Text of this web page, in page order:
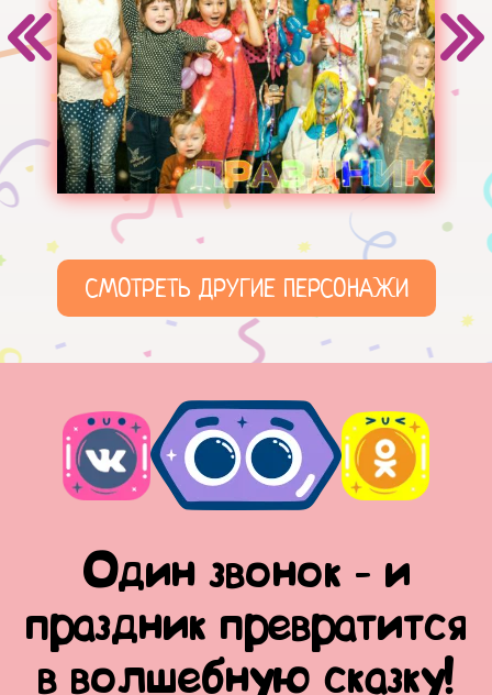
СМОТРЕТЬ ДРУГИЕ ПЕРСОНАЖИ
Один звонок - и
праздник превратится
в волшебную сказку!